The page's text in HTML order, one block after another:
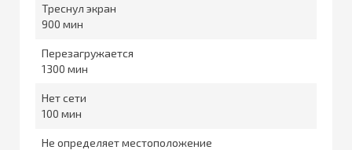
Треснул экран
900
Перезагружается
1300
Нет сети
100
Не определяет местоположение